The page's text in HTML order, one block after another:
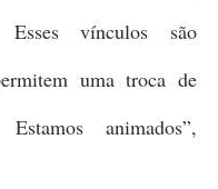
vínculos são
uma troca de
animados”,